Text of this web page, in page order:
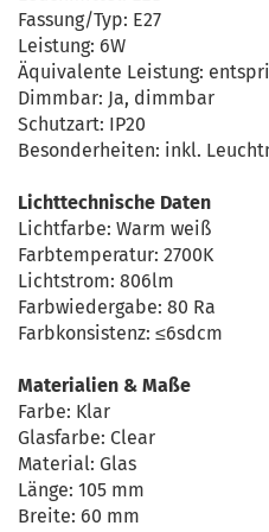
Fassung/Typ: E27
Leistung: 6W
Äquivalente Leistung:
Dimmbar: Ja, dimmbar
Schutzart: IP20
Besonderheiten: inkl.
Lichttechnische Daten
Lichtfarbe: Warm weiß
Farbtemperatur: 2700K
Lichtstrom: 806lm
Farbwiedergabe: 80 Ra
Farbkonsistenz: ≤6sdcm
Materialien & Maße
Farbe: Klar
Glasfarbe: Clear
Material: Glas
Länge: 105 mm
Breite: 60 mm